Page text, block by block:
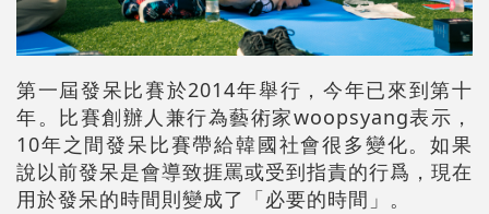
第一屆發呆比賽於2014年舉行，今年已來到第十
年。比賽創辦人兼行為藝術家woopsyang表示，
10年之間發呆比賽帶給韓國社會很多變化。如果
說以前發呆是會導致捱罵或受到指責的行爲，現在
用於發呆的時間則變成了「必要的時間」。